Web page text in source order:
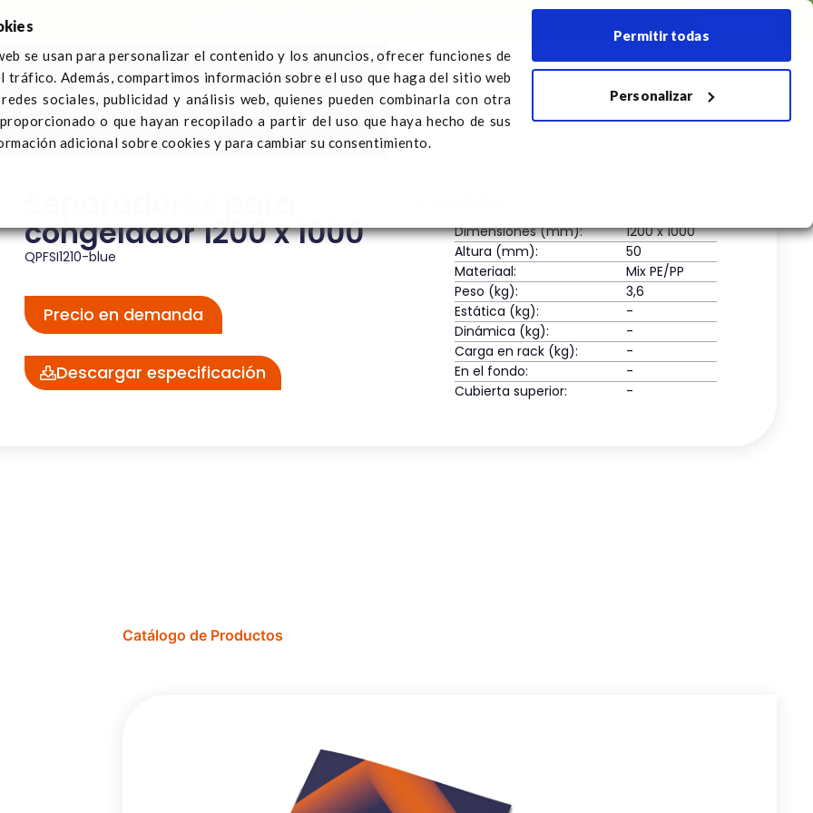
se usan para personalizar el contenido y los anuncios, ofrecer funciones de
tráfico. Además, compartimos información sobre el uso que haga del sitio web
sociales, publicidad y análisis web, quienes pueden combinarla con otra
o que hayan recopilado a partir del uso que haya hecho de sus
adicional sobre cookies y para cambiar su consentimiento.
Permitir todas
Personalizar
Q-PallSectoresNoticiasContáctanosRegistrar el transporte
de congelación Separadores para congelador 1200 x 1000
congelador 1200 x 1000
QPFSI1210-blue
Precio en demanda
Descargar especificación
Dimensiones (mm):
1200 x 1000
Altura (mm):
50
Materiaal:
Mix PE/PP
Peso (kg):
3,6
Estática (kg):
-
Dinámica (kg):
-
Carga en rack (kg):
-
En el fondo:
-
Cubierta superior:
-
Catálogo de Productos